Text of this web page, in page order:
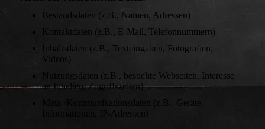
Bestandsdaten (z.B., Namen, Adressen)
Kontaktdaten (z.B., E-Mail, Telefonnummern)
Inhaltsdaten (z.B., Texteingaben, Fotografien,
Videos)
Nutzungsdaten (z.B., besuchte Webseiten, Interesse
an Inhalten, Zugriffszeiten)
Meta-/Kommunikationsdaten (z.B., Geräte-
Informationen, IP-Adressen)